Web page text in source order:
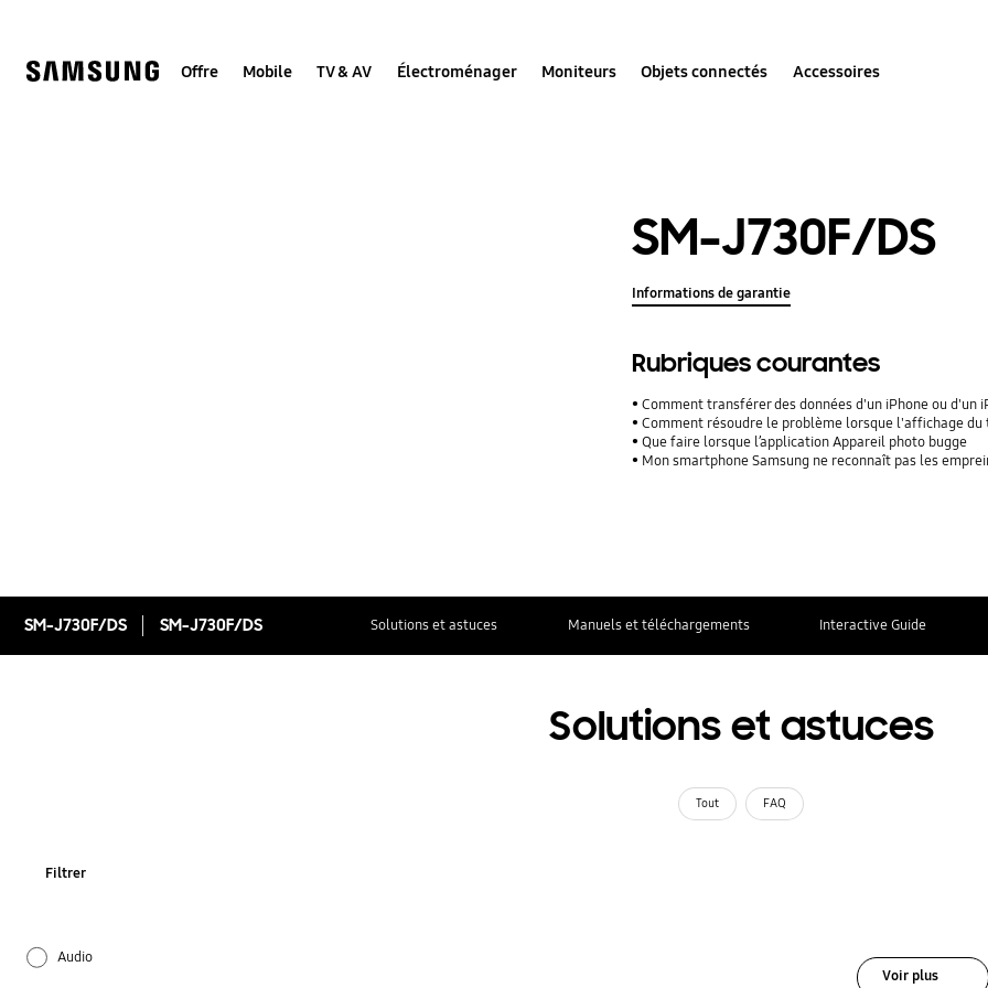
Offre Mobile TV & AV Électroménager Moniteurs Objets connectés Accessoires
SM-J730F/DS
Informations de garantie
Rubriques courantes
Comment transférer des données d'un iPhone ou d'un
Comment résoudre le problème lorsque l'affichage du
Que faire lorsque l’application Appareil photo bugge
Mon smartphone Samsung ne reconnaît pas les
SM-J730F/DS SM-J730F/DS Solutions et astuces Manuels et téléchargements Interactive Guide
Solutions et astuces
Tout FAQ
Filtrer
Audio
Voir plus